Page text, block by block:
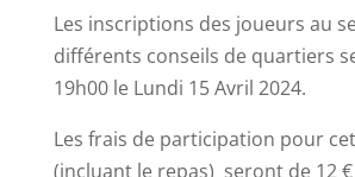
Les inscriptions des joueurs au
différents conseils de quartiers
19h00 le Lundi 15 Avril 2024.
Les frais de participation pour
(incluant le repas) seront de 12